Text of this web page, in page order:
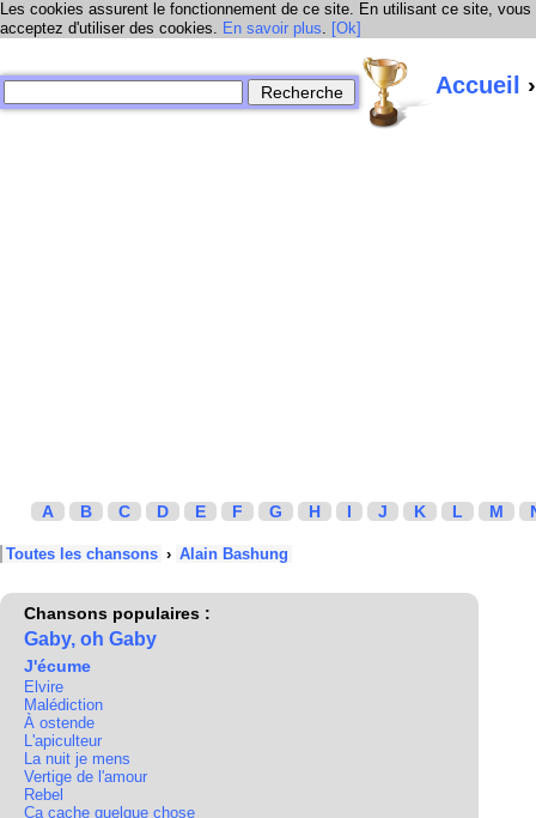
Les cookies assurent le fonctionnement de ce site. En utilisant ce site, vous
acceptez d'utiliser des cookies. En savoir plus. [Ok]
Accueil
A B C D E F G H I J K L M
Toutes les chansons › Alain Bashung
Chansons populaires :
Gaby, oh Gaby
J'écume
Elvire
Malédiction
À ostende
L'apiculteur
La nuit je mens
Vertige de l'amour
Rebel
Ça cache quelque chose